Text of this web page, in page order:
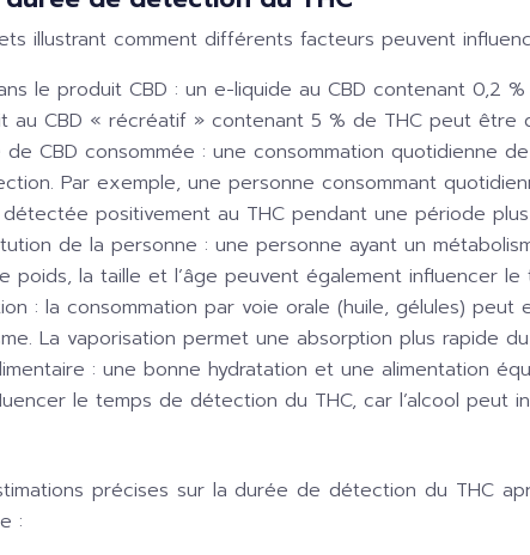
illustrant comment différents facteurs peuvent
le produit CBD : un e-liquide au CBD contenant 0,2
au CBD « récréatif » contenant 5 % de THC peut être
CBD consommée : une consommation quotidienne
Par exemple, une personne consommant
positivement au THC pendant une période
de la personne : une personne ayant un
poids, la taille et l’âge peuvent également influencer
: la consommation par voie orale (huile, gélules)
La vaporisation permet une absorption plus rapide
: une bonne hydratation et une alimentation
le temps de détection du THC, car l’alcool peut
précises sur la durée de détection du THC
: